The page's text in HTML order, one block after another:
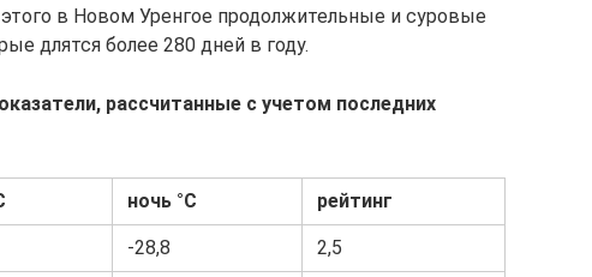
в Новом Уренгое продолжительные и суровые
длятся более 280 дней в году.
рассчитанные с учетом последних
ночь °С рейтинг
-28,8 2,5